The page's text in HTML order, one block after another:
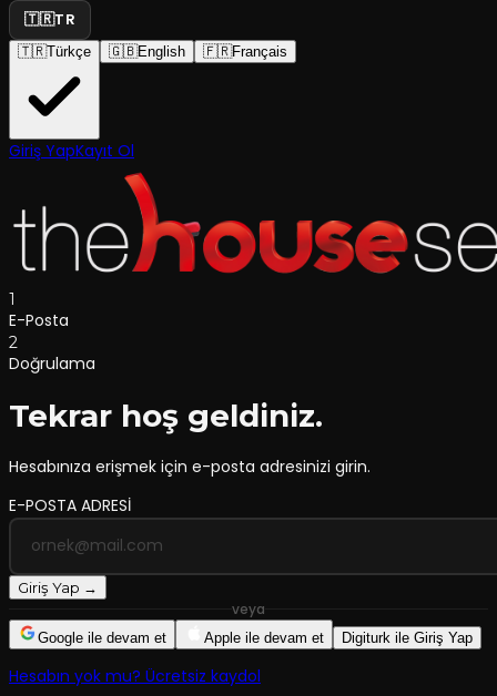
🇹🇷TR
🇹🇷Türkçe 🇬🇧English 🇫🇷Français
Giriş YapKayıt Ol
1
E-Posta
2
Doğrulama
Tekrar hoş geldiniz.
Hesabınıza erişmek için e-posta adresinizi girin.
E-POSTA ADRESİ
Giriş Yap →
veya
Google ile devam et Apple ile devam et Digiturk ile Giriş Yap
Hesabın yok mu? Ücretsiz kaydol